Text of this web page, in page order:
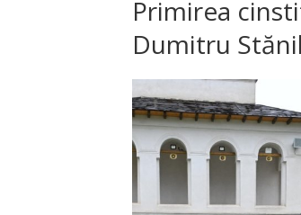
Primirea
Dumitru